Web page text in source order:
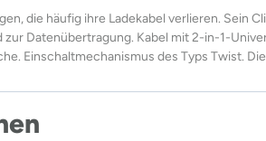
die häufig ihre Ladekabel verlieren. Sein
Datenübertragung. Kabel mit 2-in-1-
Einschaltmechanismus des Typs Twist.